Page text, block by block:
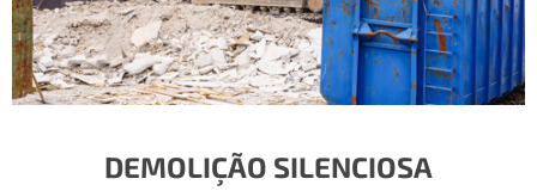
DEMOLIÇÃO SILENCIOSA